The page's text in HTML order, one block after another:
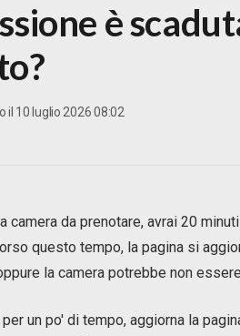
è
il 10 luglio 2026 08:02
camera da prenotare, avrai 20
questo tempo, la pagina si
la camera potrebbe non
un po' di tempo, aggiorna la